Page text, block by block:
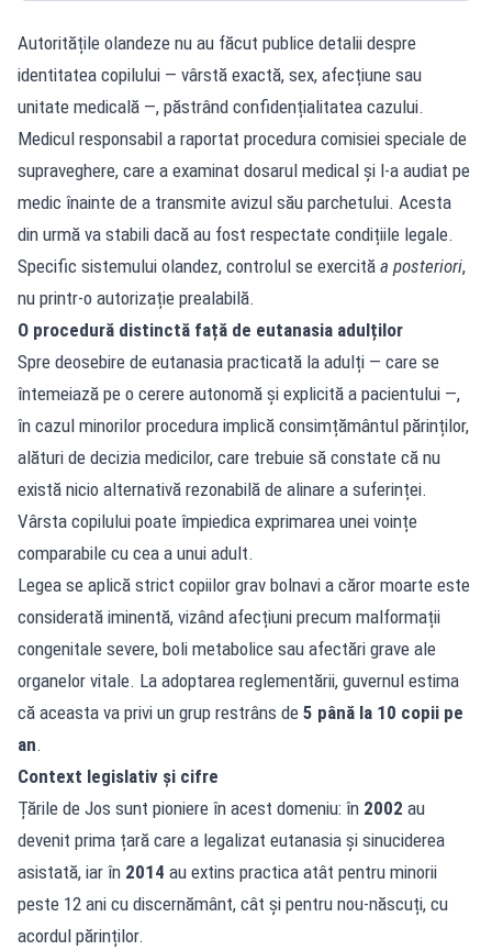
Autoritățile olandeze nu au făcut publice detalii despre
identitatea copilului — vârstă exactă, sex, afecțiune sau
unitate medicală —, păstrând confidențialitatea cazului.
Medicul responsabil a raportat procedura comisiei speciale de
supraveghere, care a examinat dosarul medical și l-a audiat pe
medic înainte de a transmite avizul său parchetului. Acesta
din urmă va stabili dacă au fost respectate condițiile legale.
Specific sistemului olandez, controlul se exercită a posteriori,
nu printr-o autorizație prealabilă.
O procedură distinctă față de eutanasia adulților
Spre deosebire de eutanasia practicată la adulți — care se
întemeiază pe o cerere autonomă și explicită a pacientului —,
în cazul minorilor procedura implică consimțământul părinților,
alături de decizia medicilor, care trebuie să constate că nu
există nicio alternativă rezonabilă de alinare a suferinței.
Vârsta copilului poate împiedica exprimarea unei voințe
comparabile cu cea a unui adult.
Legea se aplică strict copiilor grav bolnavi a căror moarte este
considerată iminentă, vizând afecțiuni precum malformații
congenitale severe, boli metabolice sau afectări grave ale
organelor vitale. La adoptarea reglementării, guvernul estima
că aceasta va privi un grup restrâns de 5 până la 10 copii pe
an.
Context legislativ și cifre
Țările de Jos sunt pioniere în acest domeniu: în 2002 au
devenit prima țară care a legalizat eutanasia și sinuciderea
asistată, iar în 2014 au extins practica atât pentru minorii
peste 12 ani cu discernământ, cât și pentru nou-născuți, cu
acordul părinților.